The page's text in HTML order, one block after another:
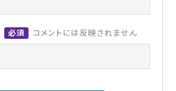
必須 コメントには反映されません